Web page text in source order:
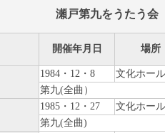
瀬戸第九をうたう会
開催年月日 場所
1984・12・8
文化ホール
第九(全曲）
1985・12・27
文化ホール
第九(全曲)